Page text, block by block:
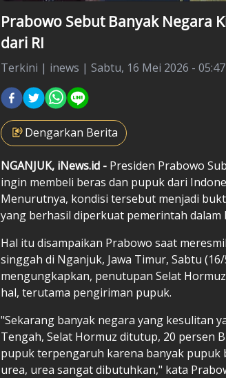
Prabowo Sebut Banyak Negara
dari RI
Terkini | inews | Sabtu, 16 Mei 2026 - 05:47
Dengarkan Berita
NGANJUK, iNews.id - Presiden Prabowo
ingin membeli beras dan pupuk dari
Menurutnya, kondisi tersebut menjadi
yang berhasil diperkuat pemerintah
Hal itu disampaikan Prabowo saat
singgah di Nganjuk, Jawa Timur, Sabtu
mengungkapkan, penutupan Selat
hal, terutama pengiriman pupuk.
"Sekarang banyak negara yang kesulitan
Tengah, Selat Hormuz ditutup, 20 persen
pupuk terpengaruh karena banyak pupuk
urea, urea sangat dibutuhkan," kata